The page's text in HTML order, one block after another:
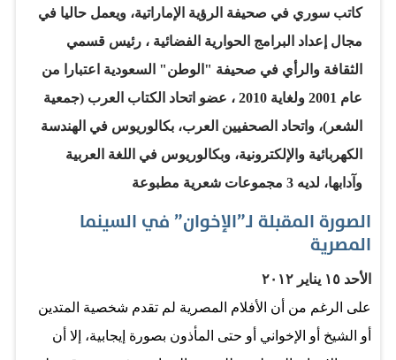
ومن حولنا -بوعي أو بدونه- بلعبة “التصنيفات” البليدة في وقت
يبحث فيه المجتمع عمن يناقش قضاياه الحقيقية. كن ما شئت،
إسلامياً أو ليبرالياً أو تغريبياً أو تشريقياً ولكن لا تشغلنا
بمعاركك…
كاتب سوري في صحيفة الرؤية الإماراتية، ويعمل حاليا في
مجال إعداد البرامج الحوارية الفضائية ، رئيس قسمي
الثقافة والرأي في صحيفة "الوطن" السعودية اعتبارا من
عام 2001 ولغاية 2010 ، عضو اتحاد الكتاب العرب (جمعية
الشعر)، واتحاد الصحفيين العرب، بكالوريوس في الهندسة
الكهربائية والإلكترونية، وبكالوريوس في اللغة العربية
وآدابها، لديه 3 مجموعات شعرية مطبوعة
الصورة المقبلة لـ”الإخوان” في السينما
المصرية
الأحد ١٥ يناير ٢٠١٢
على الرغم من أن الأفلام المصرية لم تقدم شخصية المتدين
أو الشيخ أو الإخواني أو حتى المأذون بصورة إيجابية، إلا أن